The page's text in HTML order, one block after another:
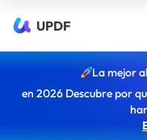
UPDF
La mejor
en 2026 Descubre por